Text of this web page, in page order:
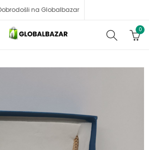
na Globalbazar
0